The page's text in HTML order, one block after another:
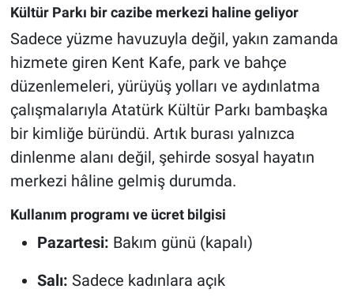
Kültür Parkı bir cazibe merkezi haline geliyor
Sadece yüzme havuzuyla değil, yakın zamanda
hizmete giren Kent Kafe, park ve bahçe
düzenlemeleri, yürüyüş yolları ve aydınlatma
çalışmalarıyla Atatürk Kültür Parkı bambaşka
bir kimliğe büründü. Artık burası yalnızca
dinlenme alanı değil, şehirde sosyal hayatın
merkezi hâline gelmiş durumda.
Kullanım programı ve ücret bilgisi
Pazartesi: Bakım günü (kapalı)
Salı: Sadece kadınlara açık